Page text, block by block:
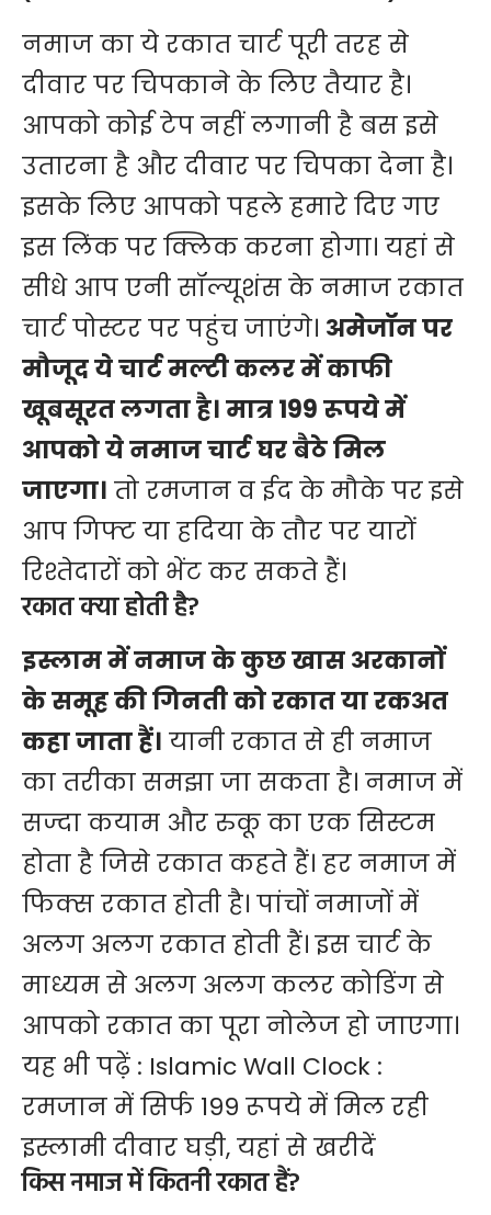
नमाज का ये रकात चार्ट पूरी तरह से
दीवार पर चिपकाने के लिए तैयार है।
आपको कोई टेप नहीं लगानी है बस इसे
उतारना है और दीवार पर चिपका देना है।
इसके लिए आपको पहले हमारे दिए गए
इसलिंकपर क्लिक करना होगा। यहां से
सीधे आप एनी सॉल्यूशंस के नमाज रकात
चार्ट पोस्टर पर पहुंच जाएंगे। अमेजॉन पर
मौजूद ये चार्ट मल्टी कलर में काफी
खूबसूरत लगता है। मात्र 199 रूपये में
आपको ये नमाज चार्ट घर बैठे मिल
जाएगा। तोरमजानव ईद के मौके पर इसे
आप गिफ्ट या हदिया के तौर पर यारों
रिश्तेदारों को भेंट कर सकते हैं।
रकात क्या होती है?
इस्लाम में नमाज के कुछ खास अरकानों
के समूह की गिनती को रकात या रकअत
कहा जाता हैं। यानी रकात से ही नमाज
का तरीका समझा जा सकता है। नमाज में
सज्दा कयाम और रुकू का एक सिस्टम
होता है जिसे रकात कहते हैं। हर नमाज में
फिक्स रकात होती है। पांचों नमाजों में
अलग अलग रकात होती हैं। इस चार्ट के
माध्यम से अलग अलग कलर कोडिंग से
आपको रकात का पूरा नोलेज हो जाएगा।
यह भी पढ़ें : Islamic Wall Clock :
रमजान में सिर्फ 199 रूपये में मिल रही
इस्लामी दीवार घड़ी, यहां से खरीदें
किस नमाज में कितनी रकात हैं?